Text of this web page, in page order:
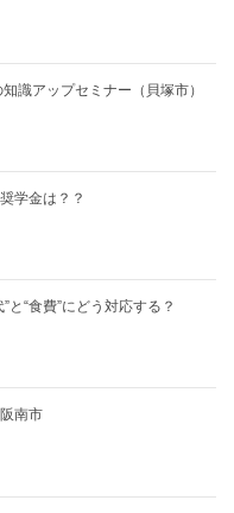
識アップセミナー（貝塚市）
学金は？？
と“食費”にどう対応する？
南市